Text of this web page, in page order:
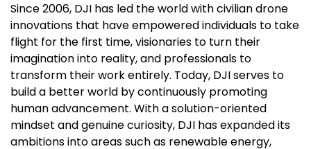
Since 2006, DJI has led the world with civilian drone
innovations that have empowered individuals to take
flight for the first time, visionaries to turn their
imagination into reality, and professionals to
transform their work entirely. Today, DJI serves to
build a better world by continuously promoting
human advancement. With a solution-oriented
mindset and genuine curiosity, DJI has expanded its
ambitions into areas such as renewable energy,